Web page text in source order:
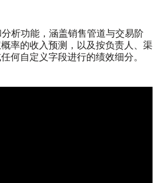
析功能，涵盖销售管道与交易阶
率的收入预测，以及按负责人、渠
何自定义字段进行的绩效细分。